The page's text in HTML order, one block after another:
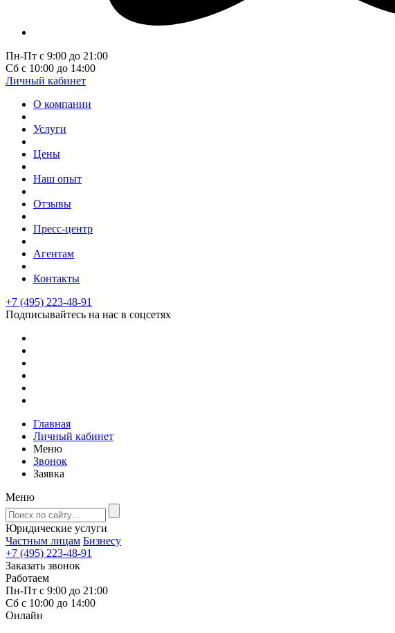
Пн-Пт с 9:00 до 21:00
Сб с 10:00 до 14:00
Личный кабинет
О компании
Услуги
Цены
Наш опыт
Отзывы
Пресс-центр
Агентам
Контакты
+7 (495) 223-48-91
Подписывайтесь на нас в соцсетях
Главная
Личный кабинет
Меню
Звонок
Заявка
Меню
Юридические услуги
Частным лицам Бизнесу
+7 (495) 223-48-91
Заказать звонок
Работаем
Пн-Пт с 9:00 до 21:00
Сб с 10:00 до 14:00
Онлайн